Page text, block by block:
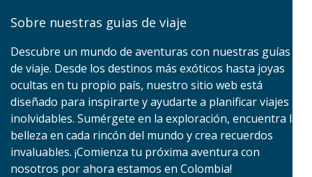
Sobre nuestras guias de viaje
Descubre un mundo de aventuras con nuestras guías
de viaje. Desde los destinos más exóticos hasta joyas
ocultas en tu propio país, nuestro sitio web está
diseñado para inspirarte y ayudarte a planificar viajes
inolvidables. Sumérgete en la exploración, encuentra la
belleza en cada rincón del mundo y crea recuerdos
invaluables. ¡Comienza tu próxima aventura con
nosotros por ahora estamos en Colombia!